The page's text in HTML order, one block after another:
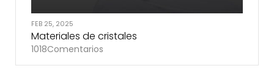
FEB 25, 2025
Materiales de cristales
1018Comentarios